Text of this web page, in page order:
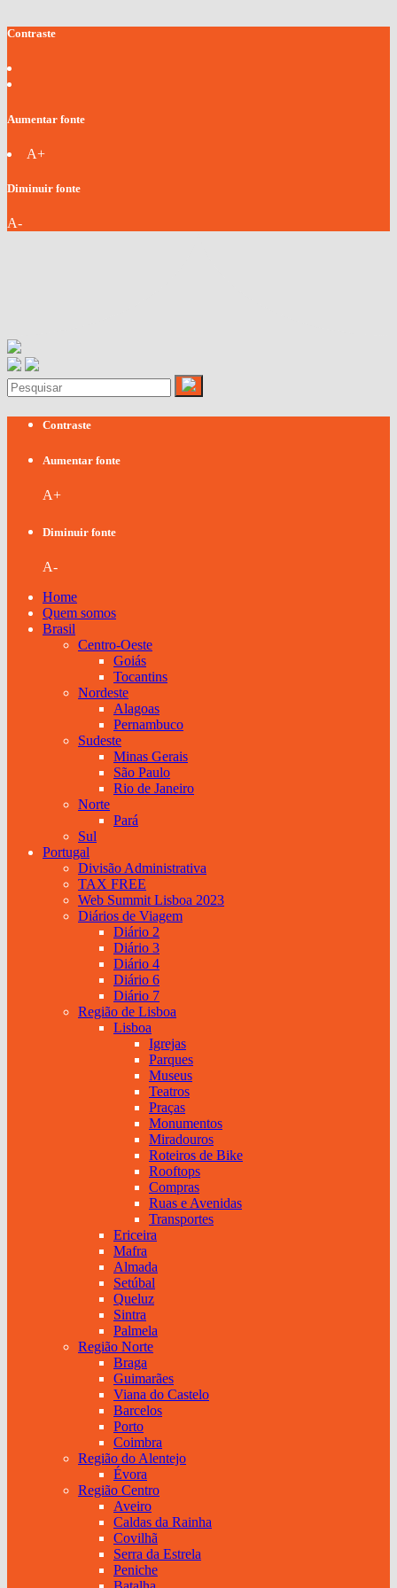
Contraste
Aumentar fonte
A+
Diminuir fonte
A-
Contraste
Aumentar fonte
A+
Diminuir fonte
A-
Home
Quem somos
Brasil
Centro-Oeste
Goiás
Tocantins
Nordeste
Alagoas
Pernambuco
Sudeste
Minas Gerais
São Paulo
Rio de Janeiro
Norte
Pará
Sul
Portugal
Divisão Administrativa
TAX FREE
Web Summit Lisboa 2023
Diários de Viagem
Diário 2
Diário 3
Diário 4
Diário 6
Diário 7
Região de Lisboa
Lisboa
Igrejas
Parques
Museus
Teatros
Praças
Monumentos
Miradouros
Roteiros de Bike
Rooftops
Compras
Ruas e Avenidas
Transportes
Ericeira
Mafra
Almada
Setúbal
Queluz
Sintra
Palmela
Região Norte
Braga
Guimarães
Viana do Castelo
Barcelos
Porto
Coimbra
Região do Alentejo
Évora
Região Centro
Aveiro
Caldas da Rainha
Covilhã
Serra da Estrela
Peniche